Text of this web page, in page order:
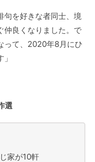
句を好きな者同士、境
仲良くなりました。で
って、2020年8月にひ
選
家が10軒